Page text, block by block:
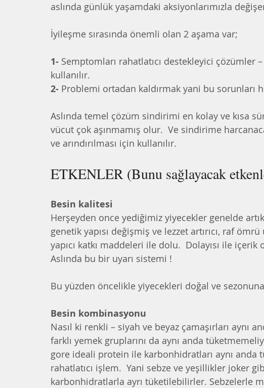
aslında günlük yaşamdaki aksiyonlarımızla
İyileşme sırasında önemli olan 2 aşama var;
1- Semptomları rahatlatıcı destekleyici
kullanılır.
2- Problemi ortadan kaldırmak yani bu sorunları
Aslında temel çözüm sindirimi en kolay ve kısa
vücut çok aşınmamış olur.  Ve sindirime
ve arındırılması için kullanılır.
ETKENLER (Bunu sağlayacak
Besin kalitesi
Herşeyden once yediğimiz yiyecekler genelde
genetik yapısı değişmiş ve lezzet artırıcı, raf
yapıcı katkı maddeleri ile dolu.  Dolayısı ile
Aslında bu bir uyarı sistemi !
Bu yüzden öncelikle yiyecekleri doğal ve
Besin kombinasyonu
Nasıl ki renkli – siyah ve beyaz çamaşırları aynı
farklı yemek gruplarını da aynı anda
gore ideali protein ile karbonhidratları aynı
rahatlatıcı işlem.  Yani sebze ve yeşillikler joker
karbonhidratlarla ayrı tüketilebilirler. Sebzelerle